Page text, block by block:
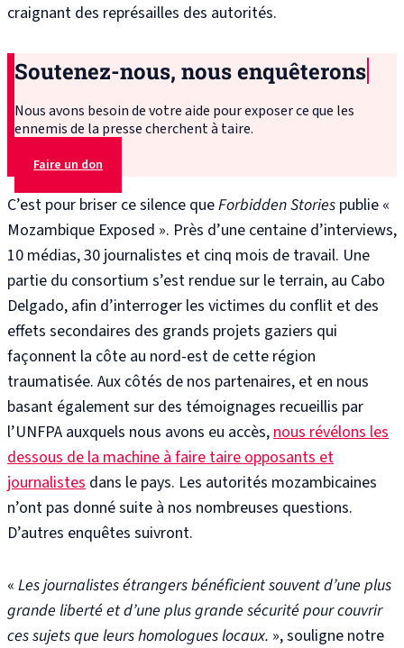
craignant des représailles des autorités.
Soutenez-nous, nous enquêterons​
Nous avons besoin de votre aide pour exposer ce que les
ennemis de la presse cherchent à taire.
Faire un don
C’est pour briser ce silence queForbidden Stories publie «
Mozambique Exposed ». Près d’une centaine d’interviews,
10 médias, 30 journalistes et cinq mois de travail. Une
partie du consortium s’est rendue sur le terrain, au Cabo
Delgado, afin d’interroger les victimes du conflit et des
effets secondaires des grands projets gaziers qui
façonnent la côte au nord-est de cette région
traumatisée. Aux côtés de nos partenaires, et en nous
basant également sur des témoignages recueillis par
l’UNFPA auxquels nous avons eu accès, nous révélons les
dessous de la machine à faire taire opposants et
journalistes dans le pays. Les autorités mozambicaines
n’ont pas donné suite à nos nombreuses questions.
D’autres enquêtes suivront.
« Les journalistes étrangers bénéficient souvent d’une plus
grande liberté et d’une plus grande sécurité pour couvrir
ces sujets que leurs homologues locaux. », souligne notre